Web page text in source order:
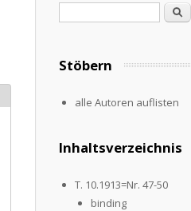
Suche
Stöbern
alle Autoren auflisten
Inhaltsverzeichnis
T. 10.1913=Nr. 47-50
binding